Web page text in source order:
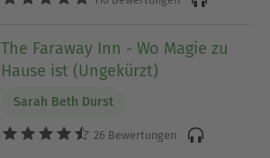
The Faraway Inn - Wo Magie zu
Hause ist (Ungekürzt)
Sarah Beth Durst
26 Bewertungen